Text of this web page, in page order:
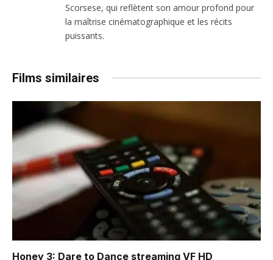
Scorsese, qui reflètent son amour profond pour
la maîtrise cinématographique et les récits
puissants.
Films similaires
Honey 3: Dare to Dance streaming VF HD